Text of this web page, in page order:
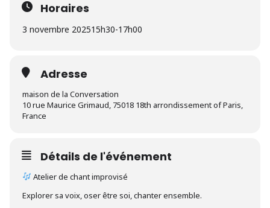
Horaires
3 novembre 202515h30-17h00
Adresse
maison de la Conversation
10 rue Maurice Grimaud, 75018 18th arrondissement of Paris,
France
Détails de l'événement
Atelier de chant improvisé
Explorer sa voix, oser être soi, chanter ensemble.